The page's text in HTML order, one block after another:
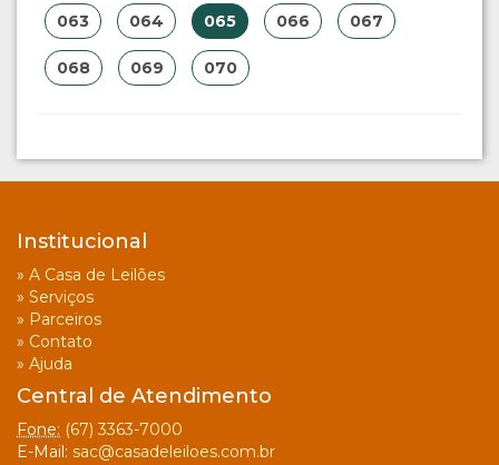
063 064 065 066 067
068 069 070
Institucional
» A Casa de Leilões
» Serviços
» Parceiros
» Contato
» Ajuda
Central de Atendimento
Fone: (67) 3363-7000
E-Mail: sac@casadeleiloes.com.br